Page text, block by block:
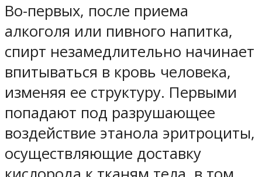
Во-первых, после приема
алкоголя или пивного напитка,
спирт незамедлительно начинает
впитываться в кровь человека,
изменяя ее структуру. Первыми
попадают под разрушающее
воздействие этанола эритроциты,
осуществляющие доставку